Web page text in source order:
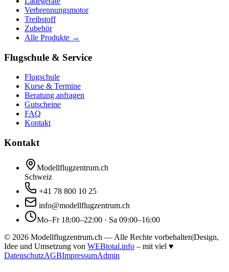
Verbrennungsmotor
Treibstoff
Zubehör
Alle Produkte →
Flugschule & Service
Flugschule
Kurse & Termine
Beratung anfragen
Gutscheine
FAQ
Kontakt
Kontakt
Modellflugzentrum.ch
Schweiz
+41 78 800 10 25
info@modellflugzentrum.ch
Mo–Fr 18:00–22:00 · Sa 09:00–16:00
© 2026 Modellflugzentrum.ch — Alle Rechte vorbehalten|Design,
Idee und Umsetzung von WEBtotal.info – mit viel ♥
DatenschutzAGBImpressumAdmin